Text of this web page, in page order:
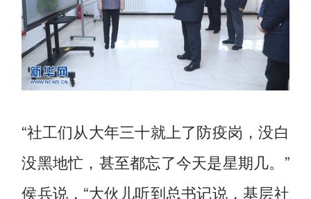
“社工们从大年三十就上了防疫岗，没白
没黑地忙，甚至都忘了今天是星期几。”
侯兵说，“大伙儿听到总书记说，基层社